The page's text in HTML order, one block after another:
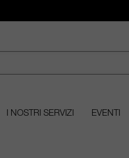
I NOSTRI SERVIZI EVENTI